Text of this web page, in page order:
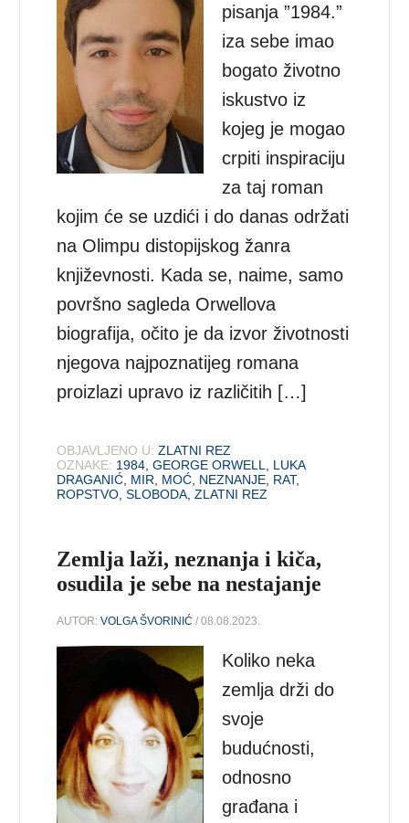
pisanja ”1984.”
iza sebe imao
bogato životno
iskustvo iz
kojeg je mogao
crpiti inspiraciju
za taj roman
kojim će se uzdići i do danas održati
na Olimpu distopijskog žanra
književnosti. Kada se, naime, samo
površno sagleda Orwellova
biografija, očito je da izvor životnosti
njegova najpoznatijeg romana
proizlazi upravo iz različitih […]
OBJAVLJENO U: ZLATNI REZ
OZNAKE: 1984 ,GEORGE ORWELL
LUKA
DRAGANIĆ MIR MOĆ NEZNANJE RAT,
ROPSTVO ,SLOBODA ,ZLATNI REZ
Zemlja laži, neznanja i kiča,
osudila je sebe na nestajanje
AUTOR:VOLGA ŠVORINIĆ / 08.08.2023.
Koliko neka
zemlja drži do
svoje
budućnosti,
odnosno
građana i